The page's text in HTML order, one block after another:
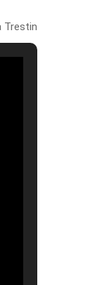
Trestin